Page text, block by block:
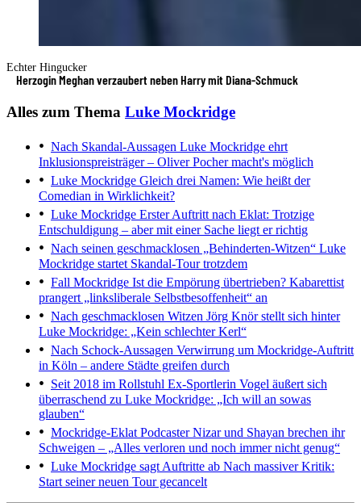
Echter Hingucker
Herzogin Meghan verzaubert neben Harry mit Diana-Schmuck
Alles zum Thema Luke Mockridge
Nach Skandal-Aussagen Luke Mockridge ehrt
Inklusionspreisträger – Oliver Pocher macht's möglich
Luke Mockridge Gleich drei Namen: Wie heißt der
Comedian in Wirklichkeit?
Luke Mockridge Erster Auftritt nach Eklat: Trotzige
Entschuldigung – aber mit einer Sache liegt er richtig
Nach seinen geschmacklosen „Behinderten-Witzen“ Luke
Mockridge startet Skandal-Tour trotzdem
Fall Mockridge Ist die Empörung übertrieben? Kabarettist
prangert „linksliberale Selbstbesoffenheit“ an
Nach geschmacklosen Witzen Jörg Knör stellt sich hinter
Luke Mockridge: „Kein schlechter Kerl“
Nach Schock-Aussagen Verwirrung um Mockridge-Auftritt
in Köln – andere Städte greifen durch
Seit 2018 im Rollstuhl Ex-Sportlerin Vogel äußert sich
überraschend zu Luke Mockridge: „Ich will an sowas
glauben“
Mockridge-Eklat Podcaster Nizar und Shayan brechen ihr
Schweigen – „Alles verloren und noch immer nicht genug“
Luke Mockridge sagt Auftritte ab Nach massiver Kritik:
Start seiner neuen Tour gecancelt